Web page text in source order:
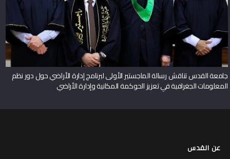
جامعة القدس تناقش رسالة الماجستير الأولى لبرنامج إدارة الأراضي حول دور نظم
المعلومات الجغرافية في تعزيز الحوكمة المكانية وإدارة الأراضي
عن القدس